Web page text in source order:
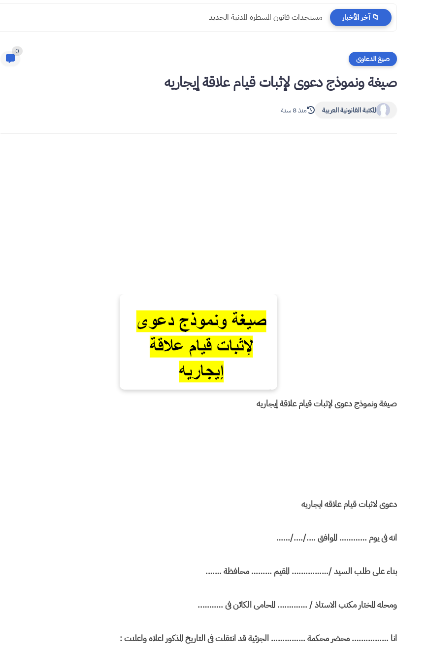
📁 آخر الأخبار مستجدات قانون المسطرة المدنية الجديد
صيغ الدعاوى
0
صيغة ونموذج دعوى لإثبات قيام علاقة إيجاريه
المكتبة القانونية العربية منذ 8 سنة
صيغة ونموذج دعوى لإثبات قيام علاقة إيجاريه
دعوى لاثبات قيام علاقه ايجاريه
انه فى يوم ………… الموافق …./…./……
بناء على طلب السيد /……………. المقيم ……… محافظة …….
ومحله المختار مكتب الاستاذ / …………. المحامى الكائن فى ………..
انا ……………. محضر محكمة …………… الجزئية قد انتقلت فى التاريخ المذكور اعلاه واعلنت :